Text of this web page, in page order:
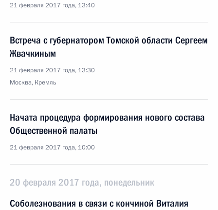
21 февраля 2017 года, 13:40
Встреча с губернатором Томской области Сергеем
Жвачкиным
21 февраля 2017 года, 13:30
Москва, Кремль
Начата процедура формирования нового состава
Общественной палаты
21 февраля 2017 года, 10:00
20 февраля 2017 года, понедельник
Соболезнования в связи с кончиной Виталия